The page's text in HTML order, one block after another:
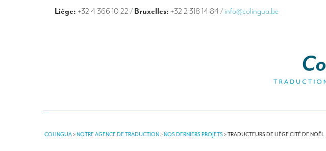
Liège: +32 4 366 10 22 / Bruxelles: +32 2 318 14 84/ info@colingua.be
COLINGUA>NOTRE AGENCE DE TRADUCTION>NOS DERNIERS PROJETS>TRADUCTEURS DE LIÈGE CITÉ DE NOËL